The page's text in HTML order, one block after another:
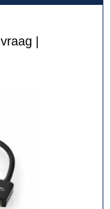
|